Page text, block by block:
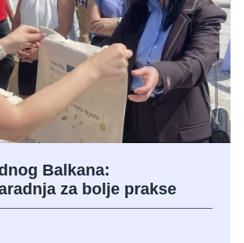
Balkana:
za bolje prakse